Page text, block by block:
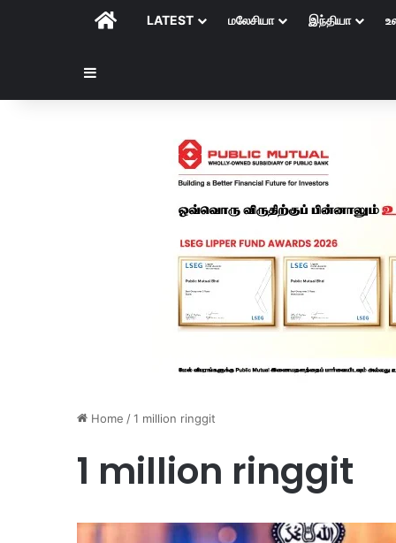
HOMELATEST மலேசியா இந்தியா
Home /1 million ringgit
1 million ringgit